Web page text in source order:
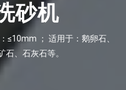
砂机
≤10mm ； 适用于：鹅卵石、
石、石灰石等。